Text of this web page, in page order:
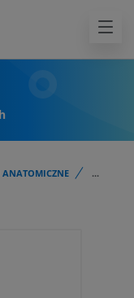
ANATOMICZNE
...